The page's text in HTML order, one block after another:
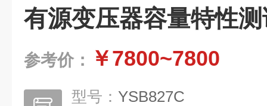
有源变压器容量特性
参考价： ￥7800~7800
型号： YSB827C